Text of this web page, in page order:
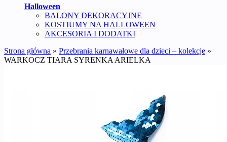
Halloween
BALONY DEKORACYJNE
KOSTIUMY NA HALLOWEEN
AKCESORIA I DODATKI
Strona główna » Przebrania karnawałowe dla dzieci – kolekcje »
WARKOCZ TIARA SYRENKA ARIELKA